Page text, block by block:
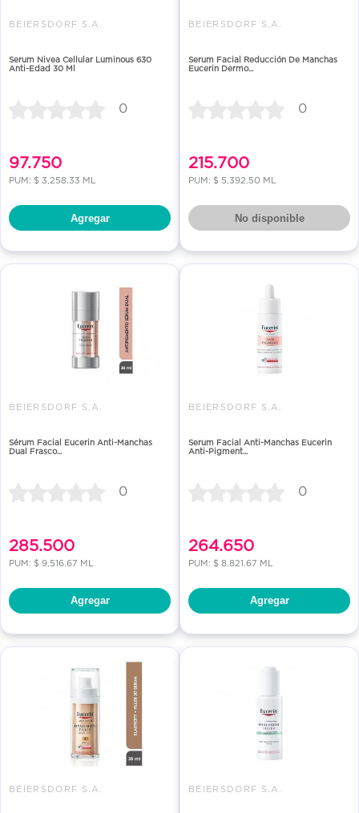
BEIERSDORF S.A.
Serum Nivea Cellular Luminous 630
Anti-Edad 30 Ml
0
97.750
PUM: $ 3,258.33 ML
Agregar
BEIERSDORF S.A.
Serum Facial Reducción De Manchas
Eucerin Dermo...
0
215.700
PUM: $ 5,392.50 ML
No disponible
BEIERSDORF S.A.
Sérum Facial Eucerin Anti-Manchas
Dual Frasco...
0
285.500
PUM: $ 9,516.67 ML
Agregar
BEIERSDORF S.A.
Serum Facial Anti-Manchas Eucerin
Anti-Pigment...
0
264.650
PUM: $ 8,821.67 ML
Agregar
BEIERSDORF S.A. BEIERSDORF S.A.